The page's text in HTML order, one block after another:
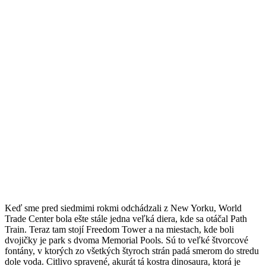
Keď sme pred siedmimi rokmi odchádzali z New Yorku, World
Trade Center bola ešte stále jedna veľká diera, kde sa otáčal Path
Train. Teraz tam stojí Freedom Tower a na miestach, kde boli
dvojičky je park s dvoma Memorial Pools. Sú to veľké štvorcové
fontány, v ktorých zo všetkých štyroch strán padá smerom do stredu
dole voda. Citlivo spravené, akurát tá kostra dinosaura, ktorá je